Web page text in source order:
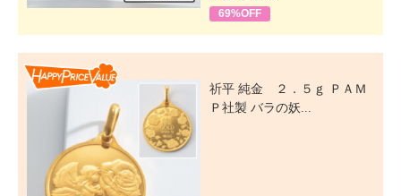
69%OFF
祈平 純金 ２．５ｇ ＰＡＭ
Ｐ社製 バラの妖...